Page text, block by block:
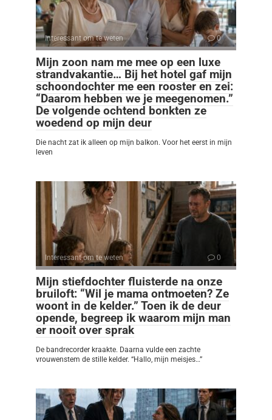
Interessant om te weten 0
Mijn zoon nam me mee op een luxe
strandvakantie… Bij het hotel gaf mijn
schoondochter me een rooster en zei:
“Daarom hebben we je meegenomen.”
De volgende ochtend bonkten ze
woedend op mijn deur
Die nacht zat ik alleen op mijn balkon. Voor het eerst in mijn
leven
Interessant om te weten 0
Mijn stiefdochter fluisterde na onze
bruiloft: “Wil je mama ontmoeten? Ze
woont in de kelder.” Toen ik de deur
opende, begreep ik waarom mijn man
er nooit over sprak
De bandrecorder kraakte. Daarna vulde een zachte
vrouwenstem de stille kelder. “Hallo, mijn meisjes…”